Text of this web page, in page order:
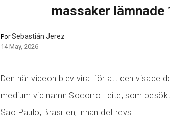
massaker lämnade
PorSebastián Jerez
14 May, 2026
Den här videon blev viral för att den visade
medium vid namn Socorro Leite, som
São Paulo, Brasilien, innan det revs.